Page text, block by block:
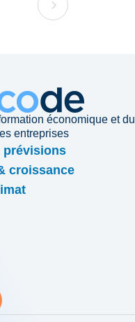
économique et du
entreprises
prévisions
croissance